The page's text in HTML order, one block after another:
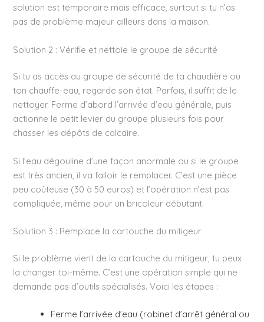
solution est temporaire mais efficace, surtout si tu n’as
pas de problème majeur ailleurs dans la maison.
Solution 2 : Vérifie et nettoie le groupe de sécurité
Si tu as accès au groupe de sécurité de ta chaudière ou
ton chauffe-eau, regarde son état. Parfois, il suffit de le
nettoyer. Ferme d’abord l’arrivée d’eau générale, puis
actionne le petit levier du groupe plusieurs fois pour
chasser les dépôts de calcaire.
Si l’eau dégouline d’une façon anormale ou si le groupe
est très ancien, il va falloir le remplacer. C’est une pièce
peu coûteuse (30 à 50 euros) et l’opération n’est pas
compliquée, même pour un bricoleur débutant.
Solution 3 : Remplace la cartouche du mitigeur
Si le problème vient de la cartouche du mitigeur, tu peux
la changer toi-même. C’est une opération simple qui ne
demande pas d’outils spécialisés. Voici les étapes :
Ferme l’arrivée d’eau (robinet d’arrêt général ou